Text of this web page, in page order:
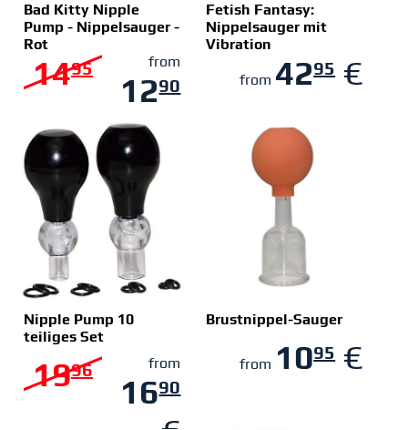
Bad Kitty Nipple
Pump - Nippelsauger -
Rot
1495 from
1290
ZUM SHOP
Fetish Fantasy:
Nippelsauger mit
Vibration
from 4295€
ZUM SHOP
Nipple Pump 10
teiliges Set
1996 from
1690
ZUM SHOP
Brustnippel-Sauger
from 1095€
ZUM SHOP